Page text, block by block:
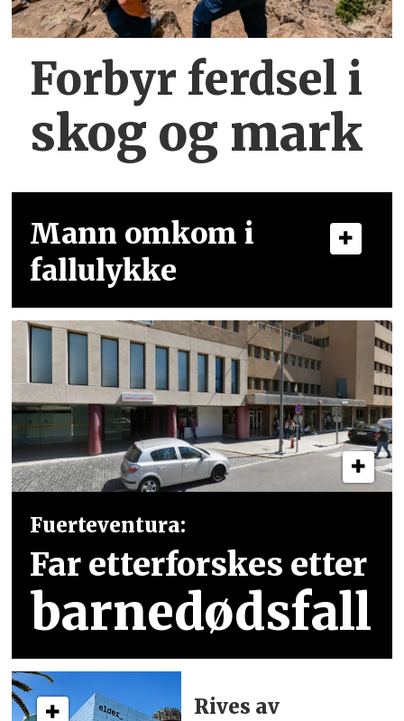
Forbyr ferdsel i
skog og mark
Mann omkom i
fallulykke
Fuerteventura:
Far etterforskes etter
barnedødsfall
Rives av